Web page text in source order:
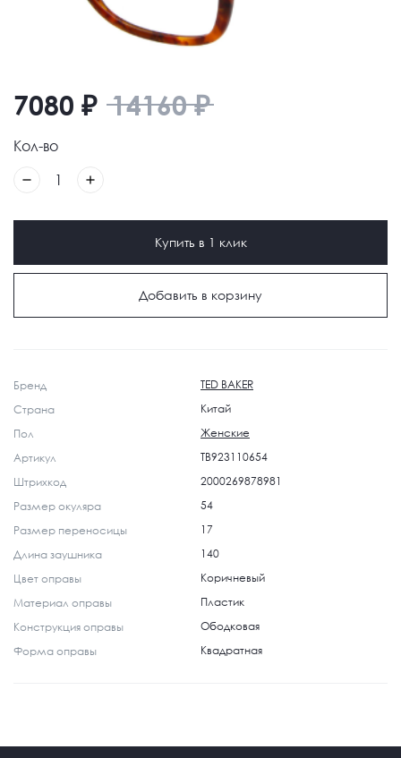
7080 ₽ 14160₽
Кол-во
1
Купить в 1 клик
Добавить в корзину
Бренд
TED BAKER
Страна
Китай
Пол
Женские
Артикул
TB923110654
Штрихкод
2000269878981
Размер окуляра
54
Размер переносицы
17
Длина заушника
140
Цвет оправы
Коричневый
Материал оправы
Пластик
Конструкция оправы
Ободковая
Форма оправы
Квадратная